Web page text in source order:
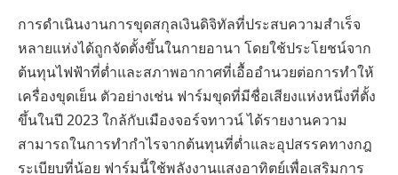
การดำเนินงานการขุดสกุลเงินดิจิทัลที่ประสบความสำเร็จ
หลายแห่งได้ถูกจัดตั้งขึ้นในกายอานา โดยใช้ประโยชน์จาก
ต้นทุนไฟฟ้าที่ต่ำและสภาพอากาศที่เอื้ออำนวยต่อการทำให้
เครื่องขุดเย็น ตัวอย่างเช่น ฟาร์มขุดที่มีชื่อเสียงแห่งหนึ่งที่ตั้ง
ขึ้นในปี 2023 ใกล้กับเมืองจอร์จทาวน์ ได้รายงานความ
สามารถในการทำกำไรจากต้นทุนที่ต่ำและอุปสรรคทางกฎ
ระเบียบที่น้อย ฟาร์มนี้ใช้พลังงานแสงอาทิตย์เพื่อเสริมการ